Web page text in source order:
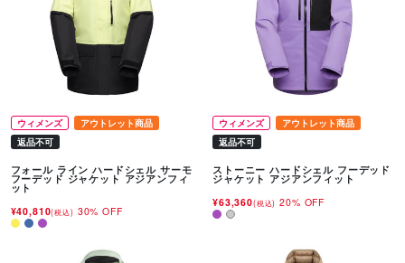
ウィメンズ
アウトレット商品
返品不可
フォール ライン ハードシェル サーモ
フーデッド ジャケット アジアンフィ
ット
¥40,810(税込) 30% OFF
ウィメンズ
アウトレット商品
返品不可
ストーニー ハードシェル フーデッド
ジャケット アジアンフィット
¥63,360(税込) 20% OFF